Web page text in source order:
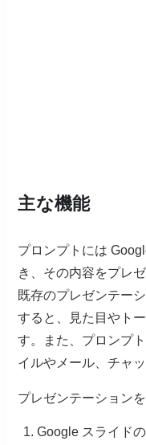
主な機能
プロンプトには
き、その内容をプレ
既存のプレゼンテー
すると、見た目やト
す。また、プロンプ
イルやメール、チャ
プレゼンテーション
Google スライド